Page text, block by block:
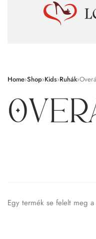
Home›Shop›Kids›Ruhák›
Egy termék se felelt meg a